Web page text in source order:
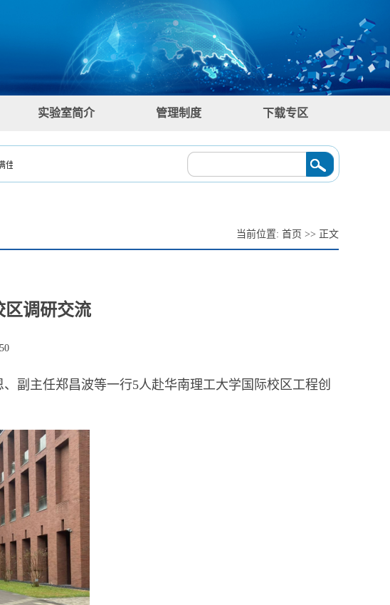
实验室简介 管理制度 下载专区
人形机器人关键技术与发展趋势》 学术讲座预告：刘莉《智能焊接装备及其应用》
当前位置: 首页 >> 正文
区调研交流
副主任郑昌波等一行5人赴华南理工大学国际校区工程创